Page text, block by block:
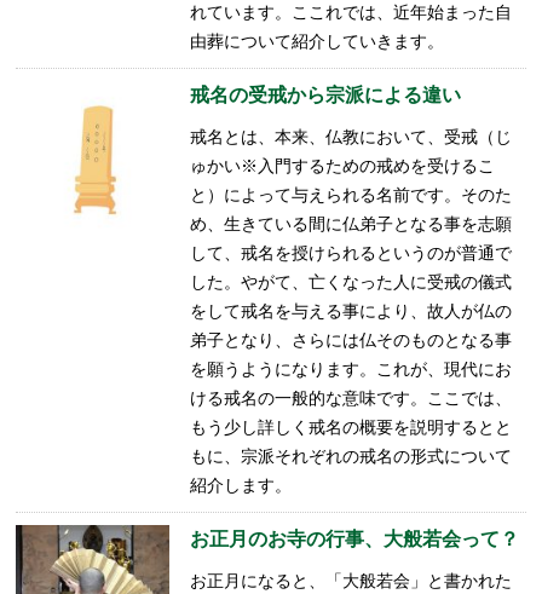
れています。ここれでは、近年始まった自
由葬について紹介していきます。
戒名の受戒から宗派による違い
戒名とは、本来、仏教において、受戒（じ
ゅかい※入門するための戒めを受けるこ
と）によって与えられる名前です。そのた
め、生きている間に仏弟子となる事を志願
して、戒名を授けられるというのが普通で
した。やがて、亡くなった人に受戒の儀式
をして戒名を与える事により、故人が仏の
弟子となり、さらには仏そのものとなる事
を願うようになります。これが、現代にお
ける戒名の一般的な意味です。ここでは、
もう少し詳しく戒名の概要を説明するとと
もに、宗派それぞれの戒名の形式について
紹介します。
お正月のお寺の行事、大般若会って？
お正月になると、「大般若会」と書かれた